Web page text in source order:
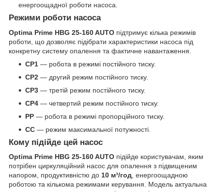
енергоощадної роботи насоса.
Режими роботи насоса
Optima Prime HBG 25-160 AUTO підтримує кілька режимів
роботи, що дозволяє підібрати характеристики насоса під
конкретну систему опалення та фактичне навантаження.
CP1 — робота в режимі постійного тиску.
CP2 — другий режим постійного тиску.
CP3 — третій режим постійного тиску.
CP4 — четвертий режим постійного тиску.
PP — робота в режимі пропорційного тиску.
CC — режим максимальної потужності.
Кому підійде цей насос
Optima Prime HBG 25-160 AUTO підійде користувачам, яким
потрібен циркуляційний насос для опалення з підвищеним
напором, продуктивністю до 10 м³/год, енергоощадною
роботою та кількома режимами керування. Модель актуальна